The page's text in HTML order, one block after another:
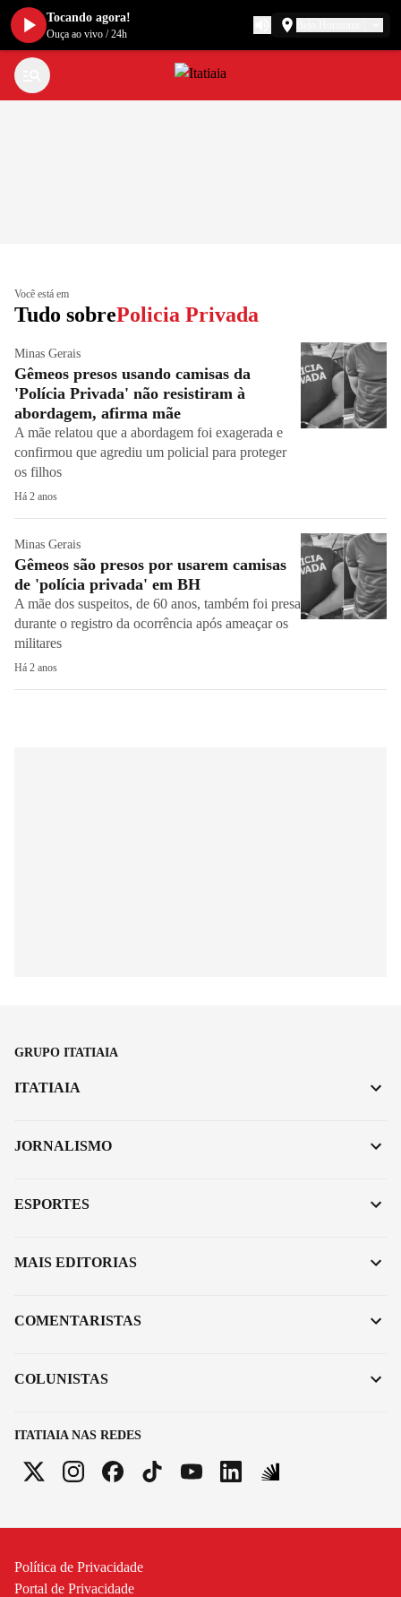
Você está em
Tudo sobrePolicia Privada
Minas Gerais
Gêmeos presos usando camisas da
'Polícia Privada' não resistiram à
abordagem, afirma mãe
A mãe relatou que a abordagem foi exagerada e
confirmou que agrediu um policial para proteger
os filhos
Há 2 anos
Minas Gerais
Gêmeos são presos por usarem camisas
de 'polícia privada' em BH
A mãe dos suspeitos, de 60 anos, também foi presa
durante o registro da ocorrência após ameaçar os
militares
Há 2 anos
GRUPO ITATIAIA
ITATIAIA NAS REDES
ITATIAIA
JORNALISMO
ESPORTES
MAIS EDITORIAS
COMENTARISTAS
COLUNISTAS
Política de Privacidade
Portal de Privacidade
Tocando agora!
Ouça ao vivo /24h